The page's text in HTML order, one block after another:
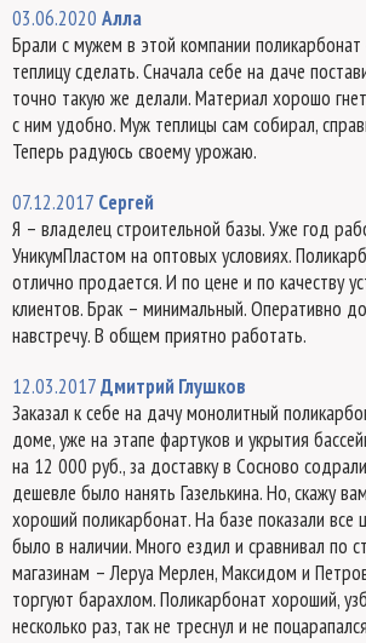
03.06.2020 Алла
Брали с мужем в этой компании
теплицу сделать. Сначала себе на даче
точно такую же делали. Материал хорошо
с ним удобно. Муж теплицы сам собирал,
Теперь радуюсь своему урожаю.
07.12.2017 Сергей
Я – владелец строительной базы. Уже год
УникумПластом на оптовых условиях.
отлично продается. И по цене и по качеству
клиентов. Брак – минимальный. Оперативно
навстречу. В общем приятно работать.
12.03.2017Дмитрий Глушков
Заказал к себе на дачу монолитный
доме, уже на этапе фартуков и укрытия
на 12 000 руб., за доставку в Сосново
дешевле было нанять Газелькина. Но, скажу
хороший поликарбонат. На базе показали все
было в наличии. Много ездил и сравнивал по
магазинам – Леруа Мерлен, Максидом и
торгуют барахлом. Поликарбонат хороший,
несколько раз, так не треснул и не